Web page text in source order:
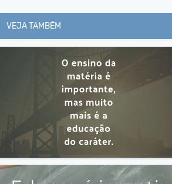
VEJA TAMBÉM